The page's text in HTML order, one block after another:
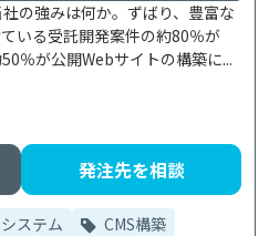
の強みは何か。ずばり、豊富な
いる受託開発案件の約80％が
％が公開Webサイトの構築に...
発注先を相談
ステム CMS構築